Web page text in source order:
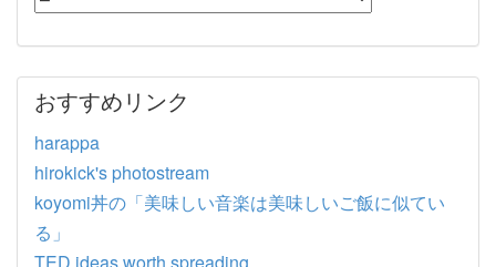
おすすめリンク
harappa
hirokick's photostream
koyomi丼の「美味しい音楽は美味しいご飯に似てい
る」